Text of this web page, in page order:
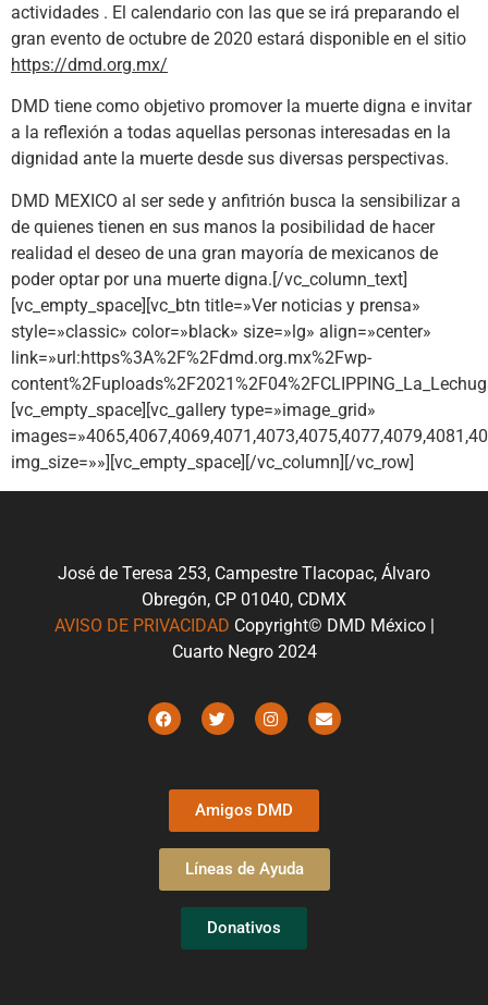
actividades . El calendario con las que se irá preparando el
gran evento de octubre de 2020 estará disponible en el sitio
https://dmd.org.mx/
DMD tiene como objetivo promover la muerte digna e invitar
a la reflexión a todas aquellas personas interesadas en la
dignidad ante la muerte desde sus diversas perspectivas.
DMD MEXICO al ser sede y anfitrión busca la sensibilizar a
de quienes tienen en sus manos la posibilidad de hacer
realidad el deseo de una gran mayoría de mexicanos de
poder optar por una muerte digna.[/vc_column_text]
[vc_empty_space][vc_btn title=»Ver noticias y prensa»
style=»classic» color=»black» size=»lg» align=»center»
link=»url:https%3A%2F%2Fdmd.org.mx%2Fwp-
[vc_empty_space][vc_gallery type=»image_grid»
img_size=»»][vc_empty_space][/vc_column][/vc_row]
José de Teresa 253, Campestre Tlacopac, Álvaro
Obregón, CP 01040, CDMX
AVISO DE PRIVACIDAD Copyright© DMD México |
Cuarto Negro 2024
Amigos DMD
Líneas de Ayuda
Donativos